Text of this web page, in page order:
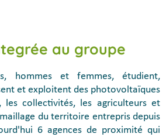
au groupe
hommes et femmes, étudient,
et exploitent des photovoltaïques
les collectivités, les agriculteurs et
du territoire entrepris depuis
6 agences de proximité qui